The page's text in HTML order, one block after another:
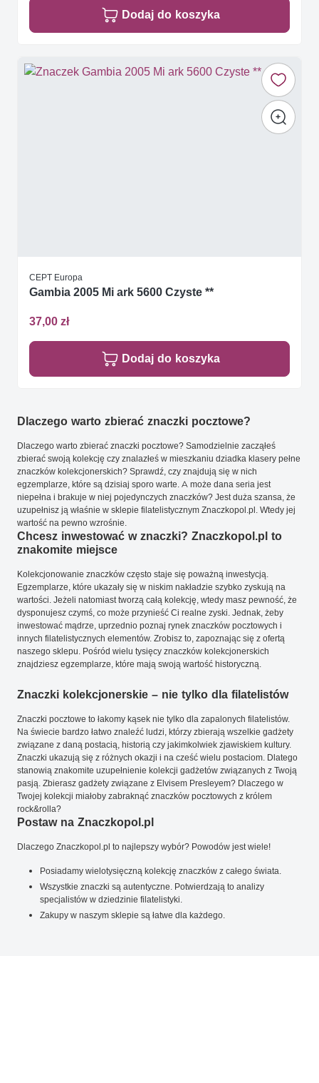
Dodaj do koszyka
CEPT Europa
Gambia 2005 Mi ark 5600 Czyste **
37,00 zł
Dodaj do koszyka
Dlaczego warto zbierać znaczki pocztowe?
Dlaczego warto zbierać znaczki pocztowe? Samodzielnie zacząłeś
zbierać swoją kolekcję czy znalazłeś w mieszkaniu dziadka klasery pełne
znaczków kolekcjonerskich? Sprawdź, czy znajdują się w nich
egzemplarze, które są dzisiaj sporo warte. A może dana seria jest
niepełna i brakuje w niej pojedynczych znaczków? Jest duża szansa, że
uzupełnisz ją właśnie w sklepie filatelistycznym Znaczkopol.pl. Wtedy jej
wartość na pewno wzrośnie.
Chcesz inwestować w znaczki? Znaczkopol.pl to
znakomite miejsce
Kolekcjonowanie znaczków często staje się poważną inwestycją.
Egzemplarze, które ukazały się w niskim nakładzie szybko zyskują na
wartości. Jeżeli natomiast tworzą całą kolekcję, wtedy masz pewność, że
dysponujesz czymś, co może przynieść Ci realne zyski. Jednak, żeby
inwestować mądrze, uprzednio poznaj rynek znaczków pocztowych i
innych filatelistycznych elementów. Zrobisz to, zapoznając się z ofertą
naszego sklepu. Pośród wielu tysięcy znaczków kolekcjonerskich
znajdziesz egzemplarze, które mają swoją wartość historyczną.
Znaczki kolekcjonerskie – nie tylko dla filatelistów
Znaczki pocztowe to łakomy kąsek nie tylko dla zapalonych filatelistów.
Na świecie bardzo łatwo znaleźć ludzi, którzy zbierają wszelkie gadżety
związane z daną postacią, historią czy jakimkolwiek zjawiskiem kultury.
Znaczki ukazują się z różnych okazji i na cześć wielu postaciom. Dlatego
stanowią znakomite uzupełnienie kolekcji gadżetów związanych z Twoją
pasją. Zbierasz gadżety związane z Elvisem Presleyem? Dlaczego w
Twojej kolekcji miałoby zabraknąć znaczków pocztowych z królem
rock&rolla?
Postaw na Znaczkopol.pl
Dlaczego Znaczkopol.pl to najlepszy wybór? Powodów jest wiele!
Posiadamy wielotysięczną kolekcję znaczków z całego świata.
Wszystkie znaczki są autentyczne. Potwierdzają to analizy
specjalistów w dziedzinie filatelistyki.
Zakupy w naszym sklepie są łatwe dla każdego.